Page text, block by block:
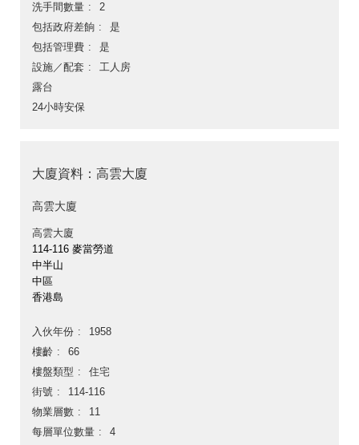
洗手間數量
2
包括政府差餉
是
包括管理費
是
設施／配套
工人房
露台
24小時安保
大廈資料：高雲大廈
高雲大廈
高雲大廈
114-116 麥當勞道
中半山
中區
香港島
入伙年份
1958
樓齡
66
樓盤類型
住宅
街號
114-116
物業層數
11
每層單位數量
4